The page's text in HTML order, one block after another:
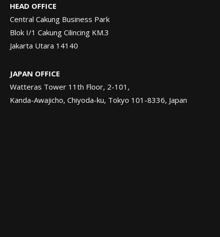
HEAD OFFICE
Central Cakung Business Park
Blok I/1 Cakung Cilincing KM.3
Jakarta Utara 14140
JAPAN OFFICE
Watteras Tower 11th Floor, 2-101,
Kanda-Awajicho, Chiyoda-ku, Tokyo 101-8336, Japan